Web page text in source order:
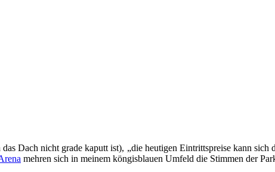
Dach nicht grade kaputt ist), „die heutigen Eintrittspreise kann
mehren sich in meinem köngisblauen Umfeld die Stimmen der